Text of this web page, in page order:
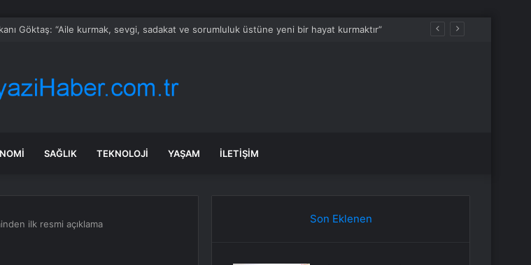
Göktaş: “Aile kurmak, sevgi, sadakat ve sorumluluk üstüne yeni bir hayat kurmaktır”
SAĞLIK TEKNOLOJI YAŞAM İLETIŞIM
ilk resmi açıklama Son Eklenen